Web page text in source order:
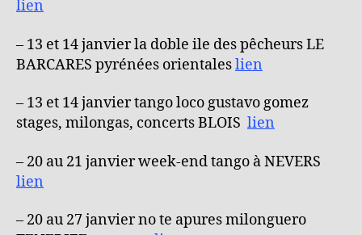
lien
– 13 et 14 janvier la doble ile des pêcheurs LE
BARCARES pyrénées orientaleslien
– 13 et 14 janvier tango loco gustavo gomez
stages, milongas, concerts BLOIS lien
– 20 au 21 janvier week-end tango à NEVERS
lien
– 20 au 27 janvier no te apures milonguero